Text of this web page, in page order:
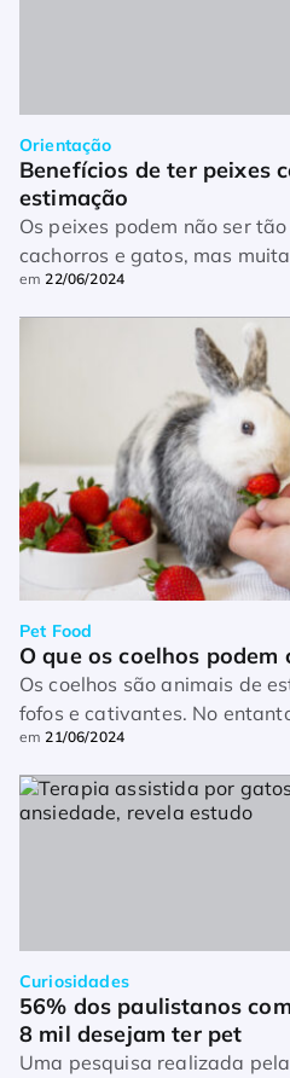
Orientação
Benefícios de ter peixes
estimação
Os peixes podem não ser
cachorros e gatos, mas
los, pois cuidar deles pode
Além disso, muitas vezes,
em22/06/2024
Pet Food
O que os coelhos podem
Os coelhos são animais de
fofos e cativantes. No
esses bichinhos tenham uma
fundamental entender suas
específicas. […]
em21/06/2024
Curiosidades
56% dos paulistanos
8 mil desejam ter pet
Uma pesquisa realizada